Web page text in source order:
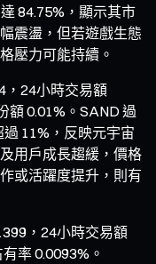
84.75%，顯示其市
震盪，但若遊戲生態
壓力可能持續。
，24小時交易額
額 0.01%。SAND 過
11%，反映元宇宙
用戶成長趨緩，價格
或活躍度提升，則有
，24小時交易額
率 0.0093%。